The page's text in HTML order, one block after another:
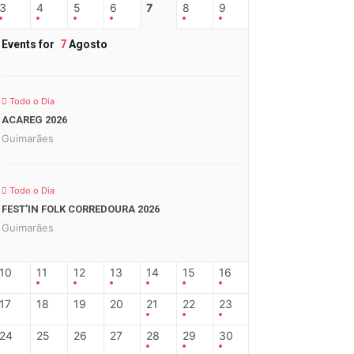
3 4 5 6 7 8 9
Events for 7Agosto
Todo o Dia
ACAREG 2026
Guimarães
Todo o Dia
FEST’IN FOLK CORREDOURA 2026
Guimarães
10 11 12 13 14 15 16
17 18 19 20 21 22 23
24 25 26 27 28 29 30